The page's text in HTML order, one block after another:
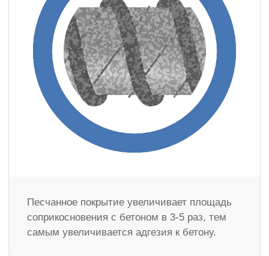
Песчанное покрытие увеличивает площадь
соприкосновения с бетоном в 3-5 раз, тем
самым увеличивается адгезия к бетону.